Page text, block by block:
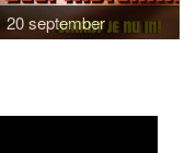
20 september